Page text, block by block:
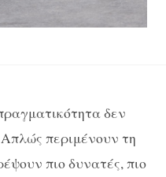
δεν
περιμένουν τη
πιο δυνατές, πιο